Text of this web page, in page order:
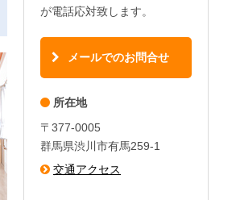
が電話応対致します。
メールでのお問合せ
所在地
〒377-0005
群馬県渋川市有馬259-1
交通アクセス